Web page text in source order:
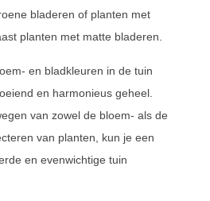
bladeren of planten met
planten met matte bladeren.
en bladkleuren in de tuin
en harmonieus geheel.
van zowel de bloem- als de
van planten, kun je een
en evenwichtige tuin